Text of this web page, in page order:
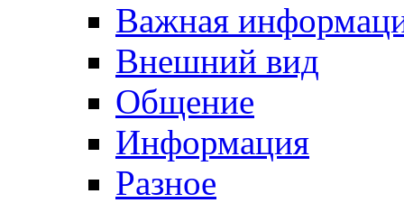
Важная
Внешний вид
Общение
Информация
Разное